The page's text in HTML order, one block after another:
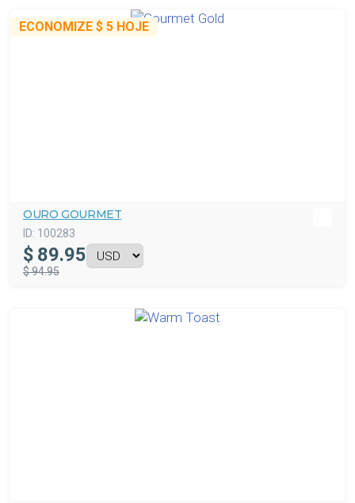
ECONOMIZE $ 5 HOJE
OURO GOURMET
ID: 100283
$ 89.95
$ 94.95